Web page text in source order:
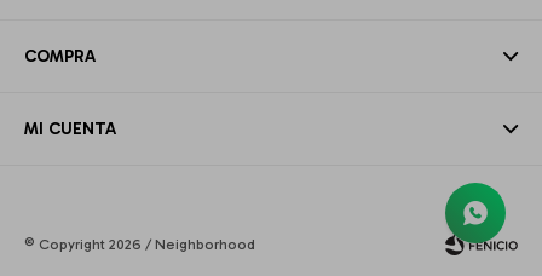
COMPRA
MI CUENTA
© Copyright 2026 / Neighborhood